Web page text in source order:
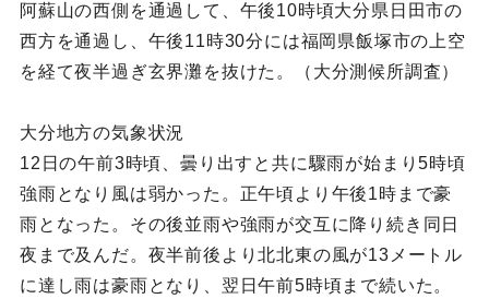
阿蘇山の西側を通過して、午後10時頃大分県日田市の
西方を通過し、午後11時30分には福岡県飯塚市の上空
を経て夜半過ぎ玄界灘を抜けた。（大分測候所調査）
大分地方の気象状況
12日の午前3時頃、曇り出すと共に驟雨が始まり5時頃
強雨となり風は弱かった。正午頃より午後1時まで豪
雨となった。その後並雨や強雨が交互に降り続き同日
夜まで及んだ。夜半前後より北北東の風が13メートル
に達し雨は豪雨となり、翌日午前5時頃まで続いた。